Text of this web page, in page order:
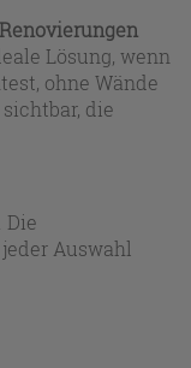
Lösung, wenn
ohne Wände
die
und Wartung
In dieser
Formen
für Neubau,
einer alten
Die
Auswahl